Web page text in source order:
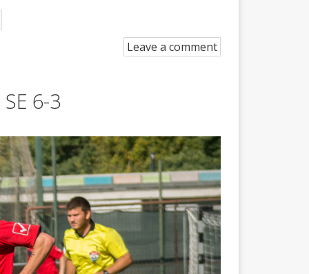
Leave a comment
6-3